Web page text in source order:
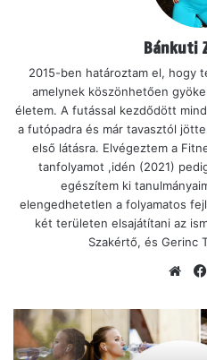
Bánkuti
2015-ben határoztam el, hogy
amelynek köszönhetően
életem. A futással kezdődött
a futópadra és már tavasztól
első látásra. Elvégeztem a
tanfolyamot ,idén (2021)
egészítem ki
elengedhetetlen a folyamatos
két területen elsajátítani az
Szakértő, és Gerinc
Ho
p